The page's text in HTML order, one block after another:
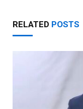
RELATED POSTS